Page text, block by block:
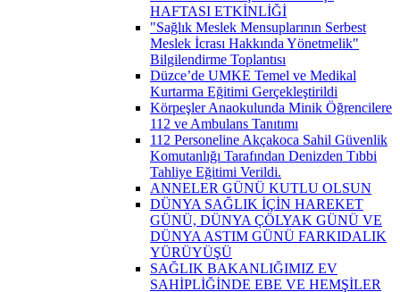
HAFTASI ETKİNLİĞİ
"Sağlık Meslek Mensuplarının Serbest
Meslek İcrası Hakkında Yönetmelik"
Bilgilendirme Toplantısı
Düzce’de UMKE Temel ve Medikal
Kurtarma Eğitimi Gerçekleştirildi
Körpeşler Anaokulunda Minik Öğrencilere
112 ve Ambulans Tanıtımı
112 Personeline Akçakoca Sahil Güvenlik
Komutanlığı Tarafından Denizden Tıbbi
Tahliye Eğitimi Verildi.
ANNELER GÜNÜ KUTLU OLSUN
DÜNYA SAĞLIK İÇİN HAREKET
GÜNÜ, DÜNYA ÇÖLYAK GÜNÜ VE
DÜNYA ASTIM GÜNÜ FARKIDALIK
YÜRÜYÜŞÜ
SAĞLIK BAKANLIĞIMIZ EV
SAHİPLİĞİNDE EBE VE HEMŞİLER